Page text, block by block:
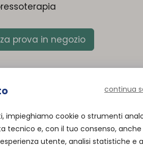
prova in negozio
continua
impieghiamo cookie o strumenti
tecnico e, con il tuo consenso,
utente, analisi statistiche e